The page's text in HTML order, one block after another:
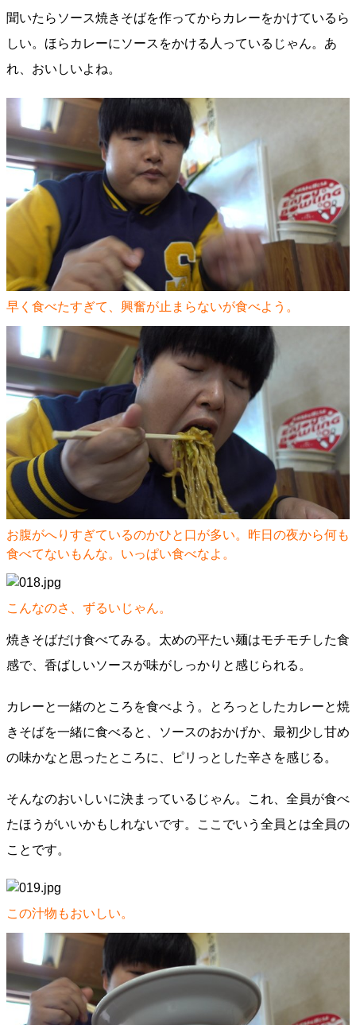
聞いたらソース焼きそばを作ってからカレーをかけているら
しい。ほらカレーにソースをかける人っているじゃん。あ
れ、おいしいよね。
早く食べたすぎて、興奮が止まらないが食べよう。
お腹がへりすぎているのかひと口が多い。昨日の夜から何も
食べてないもんな。いっぱい食べなよ。
こんなのさ、ずるいじゃん。
焼きそばだけ食べてみる。太めの平たい麺はモチモチした食
感で、香ばしいソースが味がしっかりと感じられる。
カレーと一緒のところを食べよう。とろっとしたカレーと焼
きそばを一緒に食べると、ソースのおかげか、最初少し甘め
の味かなと思ったところに、ピリっとした辛さを感じる。
そんなのおいしいに決まっているじゃん。これ、全員が食べ
たほうがいいかもしれないです。ここでいう全員とは全員の
ことです。
この汁物もおいしい。